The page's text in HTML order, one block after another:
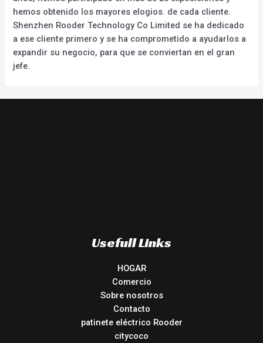
hemos obtenido los mayores elogios. de cada cliente.
Shenzhen Rooder Technology Co Limited se ha dedicado
a ese cliente primero y se ha comprometido a ayudarlos a
expandir su negocio, para que se conviertan en el gran
jefe.
Usefull Links
HOGAR
Comercio
Sobre nosotros
Contacto
patinete eléctrico Rooder
citycoco